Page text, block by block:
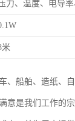
力、温度、电导
米
、船舶、造纸、
意是我们工作的